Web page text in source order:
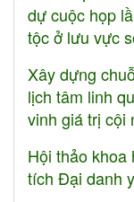
dự cuộc họp
tộc ở lưu vực
Xây dựng
lịch tâm linh
vinh giá trị cội
Hội thảo khoa
tích Đại danh